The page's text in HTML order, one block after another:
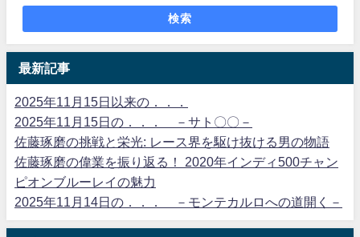
検索
最新記事
2025年11月15日以来の．．．
2025年11月15日の．．． －サト〇〇－
佐藤琢磨の挑戦と栄光: レース界を駆け抜ける男の物語
佐藤琢磨の偉業を振り返る！ 2020年インディ500チャン
ピオンブルーレイの魅力
2025年11月14日の．．． －モンテカルロへの道開く－